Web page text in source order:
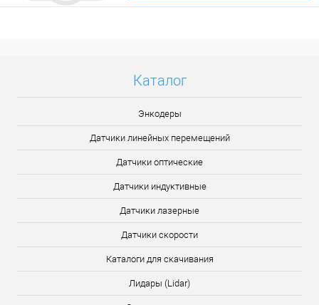
Каталог
Энкодеры
Датчики линейных перемещений
Датчики оптические
Датчики индуктивные
Датчики лазерные
Датчики скорости
Каталоги для скачивания
Лидары (Lidar)